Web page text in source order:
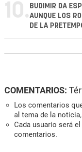
10. BUDIMIR DA
AUNQUE LOS
DE LA
COMENTARIOS:
Los comentarios
al tema de la
Cada usuario será
comentarios.